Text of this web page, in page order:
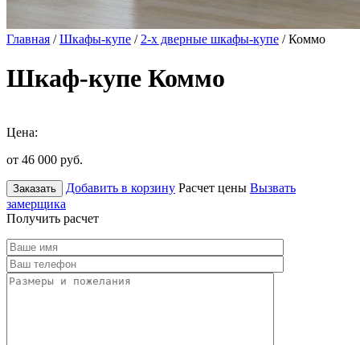
Главная /Шкафы-купе / 2-х дверные шкафы-купе / Коммо
Шкаф-купе Коммо
Цена:
от 46 000 руб.
Заказать Добавить в корзину Расчет цены Вызвать
замерщика
Получить расчет